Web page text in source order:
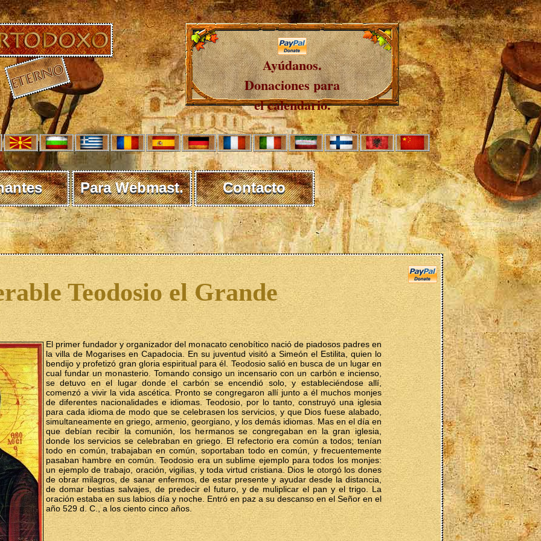
Ayúdanos.
Donaciones para
el calendario.
Para Webmast. Contacto
Teodosio el Grande
El primer fundador y organizador del monacato cenobítico nació de piadosos padres en
la villa de Mogarises en Capadocia. En su juventud visitó a Simeón el Estilita, quien lo
bendijo y profetizó gran gloria espiritual para él. Teodosio salió en busca de un lugar en
cual fundar un monasterio. Tomando consigo un incensario con un carbón e incienso,
se detuvo en el lugar donde el carbón se encendió solo, y estableciéndose allí,
comenzó a vivir la vida ascética. Pronto se congregaron allí junto a él muchos monjes
de diferentes nacionalidades e idiomas. Teodosio, por lo tanto, construyó una iglesia
para cada idioma de modo que se celebrasen los servicios, y que Dios fuese alabado,
simultaneamente en griego, armenio, georgiano, y los demás idiomas. Mas en el día en
que debían recibir la comunión, los hermanos se congregaban en la gran iglesia,
donde los servicios se celebraban en griego. El refectorio era común a todos; tenían
todo en común, trabajaban en común, soportaban todo en común, y frecuentemente
pasaban hambre en común. Teodosio era un sublime ejemplo para todos los monjes:
un ejemplo de trabajo, oración, vigilias, y toda virtud cristiana. Dios le otorgó los dones
de obrar milagros, de sanar enfermos, de estar presente y ayudar desde la distancia,
de domar bestias salvajes, de predecir el futuro, y de muliplicar el pan y el trigo. La
oración estaba en sus labios día y noche. Entró en paz a su descanso en el Señor en el
año 529 d. C., a los ciento cinco años.